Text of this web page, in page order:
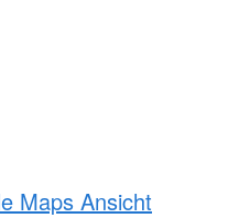
Maps Ansicht